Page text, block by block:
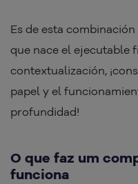
Es de esta
que nace el ejecutable
contextualización,
papel y el
profundidad!
O que faz um
funciona